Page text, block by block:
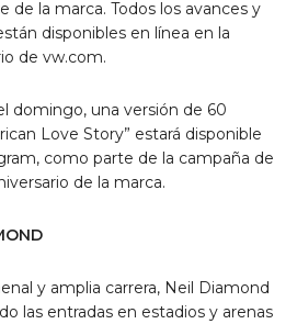
de la marca. Todos los avances y
disponibles en línea en la
de vw.com.
domingo, una versión de 60
Love Story” estará disponible
como parte de la campaña de
de la marca.
y amplia carrera, Neil Diamond
las entradas en estadios y arenas